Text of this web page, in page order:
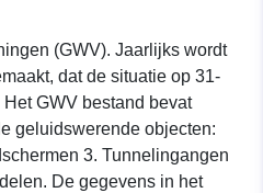
(GWV). Jaarlijks wordt
dat de situatie op 31-
GWV bestand bevat
geluidswerende objecten:
3. Tunnelingangen
De gegevens in het